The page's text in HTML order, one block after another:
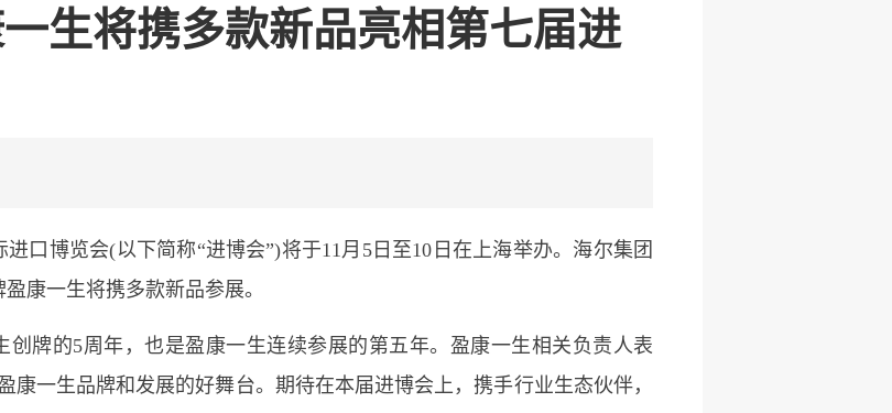
生将携多款新品亮相第七届进
博览会(以下简称“进博会”)将于11月5日至10日在上海举办。海尔集团
康一生将携多款新品参展。
牌的5周年，也是盈康一生连续参展的第五年。盈康一生相关负责人表
康一生品牌和发展的好舞台。期待在本届进博会上，携手行业生态伙伴，